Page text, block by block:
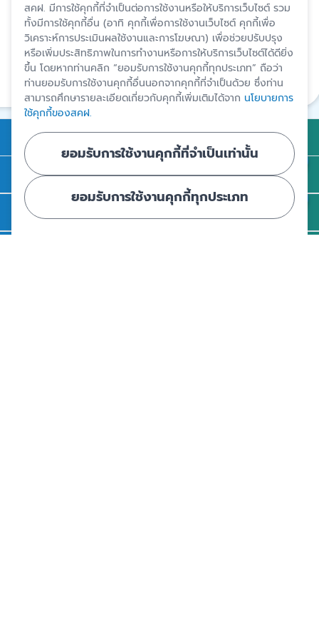
ปรับปรุงล่าสุด 6 ก.พ. 2567
สงวนสิทธิ์โดยสถาบันคุ้มครองเงินฝาก
แชร์
การคุ้มครองเงินฝาก
ถาม - ตอบ
ความรู้
สคฝ. มีการใช้คุกกี้ที่จำเป็นต่อการใช้งานหรือให้บริการเว็บไซต์ รวม
ทั้งมีการใช้คุกกี้อื่น (อาทิ คุกกี้เพื่อการใช้งานเว็บไซต์ คุกกี้เพื่อ
วิเคราะห์การประเมินผลใช้งานและการโฆษณา) เพื่อช่วยปรับปรุง
หรือเพิ่มประสิทธิภาพในการทำงานหรือการให้บริการเว็บไซต์ได้ดียิ่ง
ขึ้น โดยหากท่านคลิก “ยอมรับการใช้งานคุกกี้ทุกประเภท” ถือว่า
ท่านยอมรับการใช้งานคุกกี้อื่นนอกจากคุกกี้ที่จำเป็นด้วย ซึ่งท่าน
สามารถศึกษารายละเอียดเกี่ยวกับคุกกี้เพิ่มเติมได้จาก นโยบายการ
ใช้คุกกี้ของสคฝ.
ยอมรับการใช้งานคุกกี้ที่จำเป็นเท่านั้น
ยอมรับการใช้งานคุกกี้ทุกประเภท